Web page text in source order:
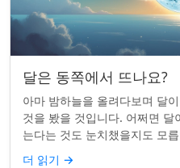
달은 동쪽에서 뜨나요?
아마 밤하늘을 올려다보며 달
것을 봤을 것입니다. 어쩌면
는다는 것도 눈치챘을지도 모
달은 정말 매번 동쪽에서 뜰까요
더 읽기 →